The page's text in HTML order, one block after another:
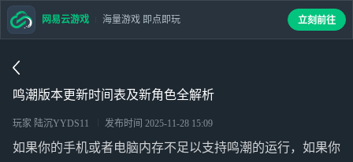
鸣潮版本更新时间表及新角色全解析
玩家 陆沉YYDS11 发布时间 2025-11-28 15:09
如果你的手机或者电脑内存不足以支持鸣潮的运行，如果你
网易云游戏 海量游戏 即点即玩 立刻前往